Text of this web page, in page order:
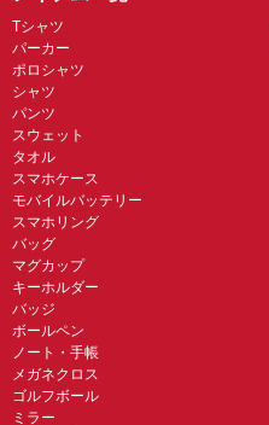
Tシャツ
パーカー
ポロシャツ
シャツ
パンツ
スウェット
タオル
スマホケース
モバイルバッテリー
スマホリング
バッグ
マグカップ
キーホルダー
バッジ
ボールペン
ノート・手帳
メガネクロス
ゴルフボール
ミラー